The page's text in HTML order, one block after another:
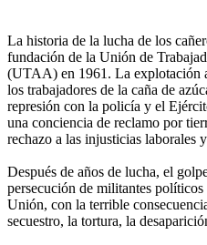
La historia de la lucha de los
fundación de la Unión de
(UTAA) en 1961. La explotación
los trabajadores de la caña de
represión con la policía y el
una conciencia de reclamo por
rechazo a las injusticias laborales
Después de años de lucha, el
persecución de militantes
Unión, con la terrible
secuestro, la tortura, la